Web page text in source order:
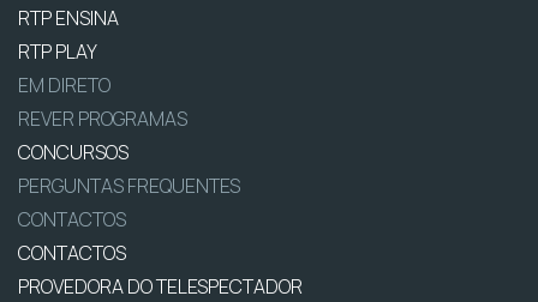
RTP ENSINA
RTP PLAY
EM DIRETO
REVER PROGRAMAS
CONCURSOS
PERGUNTAS FREQUENTES
CONTACTOS
CONTACTOS
PROVEDORA DO TELESPECTADOR